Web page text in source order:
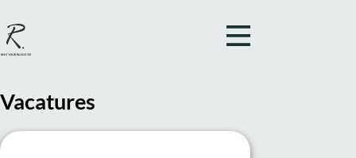
Vacatures